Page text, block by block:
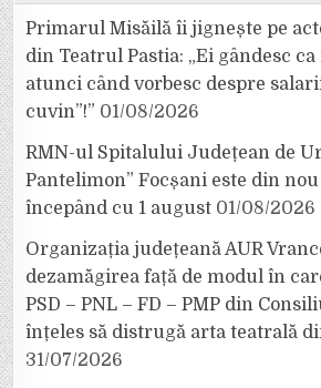
Primarul Misăilă îi jignește pe
din Teatrul Pastia: „Ei gândesc
atunci când vorbesc despre
cuvin”!” 01/08/2026
RMN-ul Spitalului Județean de
Pantelimon” Focșani este din
începând cu 1 august 01/08/2026
Organizația județeană AUR
dezamăgirea față de modul în
PSD – PNL – FD – PMP din
înțeles să distrugă arta teatrală
31/07/2026